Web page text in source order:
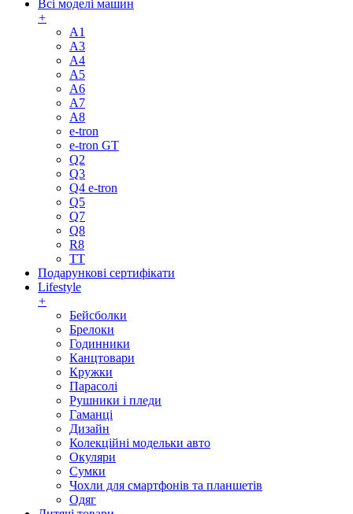
Всі моделі машин
+
A1
A3
A4
A5
A6
A7
A8
e-tron
e-tron GT
Q2
Q3
Q4 e-tron
Q5
Q7
Q8
R8
TT
Подарункові сертифікати
Lifestyle
+
Бейсболки
Брелоки
Годинники
Канцтовари
Кружки
Парасолі
Рушники і пледи
Гаманці
Дизайн
Колекційні модельки авто
Окуляри
Сумки
Чохли для смартфонів та планшетів
Одяг